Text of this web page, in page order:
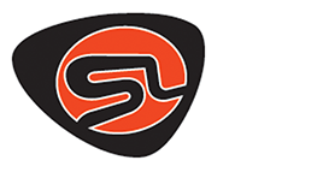
We use cookies to ensure that we provide
on our website. By continuing to browse
that cookies are used to help us analyze
to offer you a better experience. To learn
you can disable cookies, you can access